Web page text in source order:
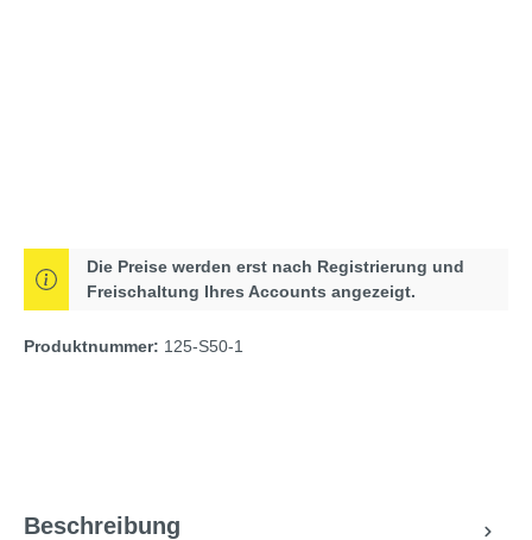
Die Preise werden erst nach Registrierung und
Freischaltung Ihres Accounts angezeigt.
Produktnummer: 125-S50-1
Beschreibung